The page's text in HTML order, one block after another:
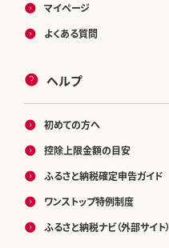
マイページ
よくある質問
ヘルプ
初めての方へ
控除上限金額の目安
ふるさと納税確定申告ガイド
ワンストップ特例制度
ふるさと納税ナビ（外部サイト）